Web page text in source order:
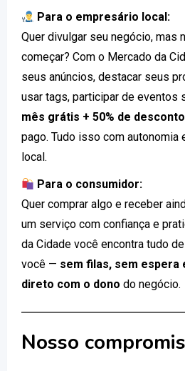
Para o empresário local:
Quer divulgar seu negócio, mas
começar? Com o Mercado da
seus anúncios, destacar seus
usar tags, participar de eventos
mês grátis + 50% de
pago. Tudo isso com autonomia
local.
Para o consumidor:
Quer comprar algo e receber
um serviço com confiança e
da Cidade você encontra tudo
você — sem filas, sem espera
direto com o dono do negócio.
Nosso